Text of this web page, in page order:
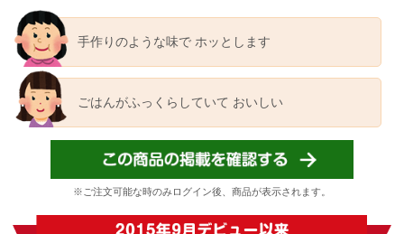
手作りのような味で ホッとします
ごはんがふっくらしていて おいしい
※ご注文可能な時のみログイン後、商品が表示されます。